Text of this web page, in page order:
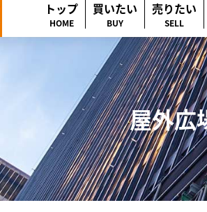
トップ
HOME
買いたい
BUY
売りたい
SELL
屋外広